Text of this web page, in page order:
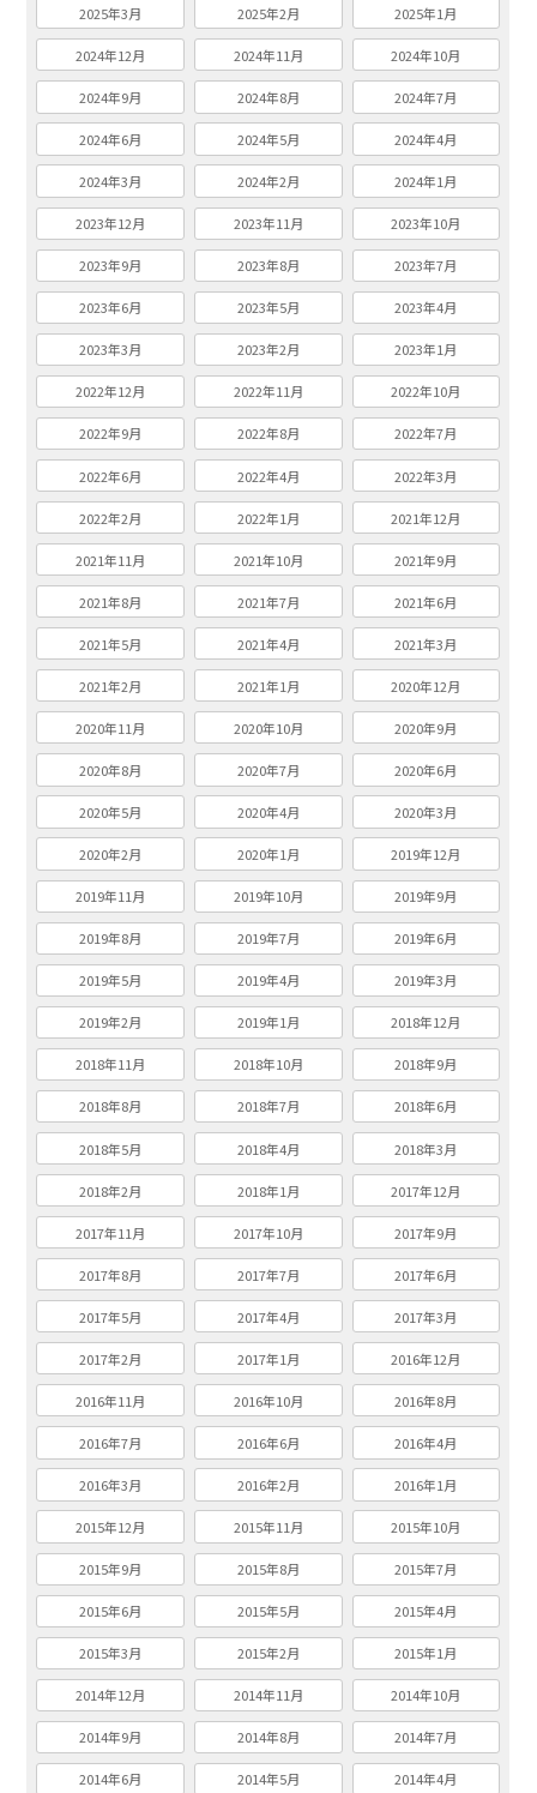
2025年3月 2025年2月 2025年1月
2024年12月 2024年11月 2024年10月
2024年9月 2024年8月 2024年7月
2024年6月 2024年5月 2024年4月
2024年3月 2024年2月 2024年1月
2023年12月 2023年11月 2023年10月
2023年9月 2023年8月 2023年7月
2023年6月 2023年5月 2023年4月
2023年3月 2023年2月 2023年1月
2022年12月 2022年11月 2022年10月
2022年9月 2022年8月 2022年7月
2022年6月 2022年4月 2022年3月
2022年2月 2022年1月 2021年12月
2021年11月 2021年10月 2021年9月
2021年8月 2021年7月 2021年6月
2021年5月 2021年4月 2021年3月
2021年2月 2021年1月 2020年12月
2020年11月 2020年10月 2020年9月
2020年8月 2020年7月 2020年6月
2020年5月 2020年4月 2020年3月
2020年2月 2020年1月 2019年12月
2019年11月 2019年10月 2019年9月
2019年8月 2019年7月 2019年6月
2019年5月 2019年4月 2019年3月
2019年2月 2019年1月 2018年12月
2018年11月 2018年10月 2018年9月
2018年8月 2018年7月 2018年6月
2018年5月 2018年4月 2018年3月
2018年2月 2018年1月 2017年12月
2017年11月 2017年10月 2017年9月
2017年8月 2017年7月 2017年6月
2017年5月 2017年4月 2017年3月
2017年2月 2017年1月 2016年12月
2016年11月 2016年10月 2016年8月
2016年7月 2016年6月 2016年4月
2016年3月 2016年2月 2016年1月
2015年12月 2015年11月 2015年10月
2015年9月 2015年8月 2015年7月
2015年6月 2015年5月 2015年4月
2015年3月 2015年2月 2015年1月
2014年12月 2014年11月 2014年10月
2014年9月 2014年8月 2014年7月
2014年6月 2014年5月 2014年4月